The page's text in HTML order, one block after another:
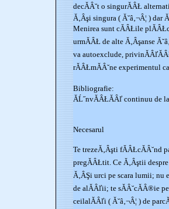
decĂÂ˘t o singurĂÂŁ
Ă‚Âşi singura ( Ă˘â‚¬Â¦ )
Menirea sunt cĂÂŁile
urmĂÂŁ de alte Ă‚Âşanse
va autoexclude,
rĂÂŁmĂÂ˘ne experimentul
Bibliografie:
ĂĹ˝nvĂÂŁĂÂľ continuu de
Necesarul
Te trezeĂ‚Âşti fĂÂŁcĂÂ˘nd
pregĂÂŁtit. Ce Ă‚Âştii
Ă‚ÂŞi urci pe scara lumii; nu
de alĂÂľii; te sĂÂ˘cĂÂ®ie
ceilalĂÂľi ( Ă˘â‚¬Â¦ ) de